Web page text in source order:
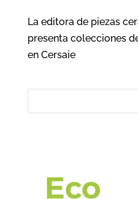
La editora de piezas
presenta colecciones
en Cersaie